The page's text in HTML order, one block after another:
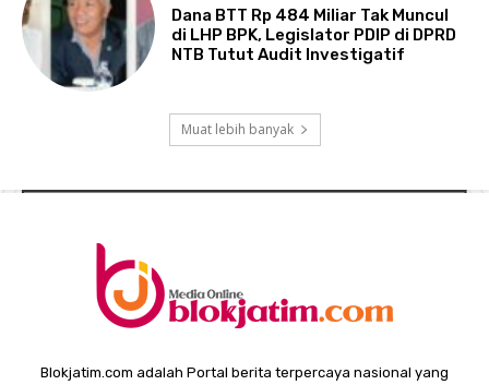
Dana BTT Rp 484 Miliar Tak Muncul
di LHP BPK, Legislator PDIP di DPRD
NTB Tutut Audit Investigatif
Muat lebih banyak
Blokjatim.com adalah Portal berita terpercaya nasional yang